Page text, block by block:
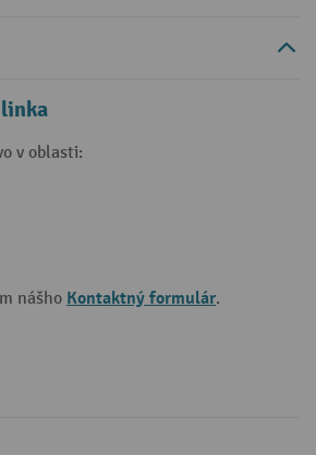
v oblasti:
nášho Kontaktný formulár.